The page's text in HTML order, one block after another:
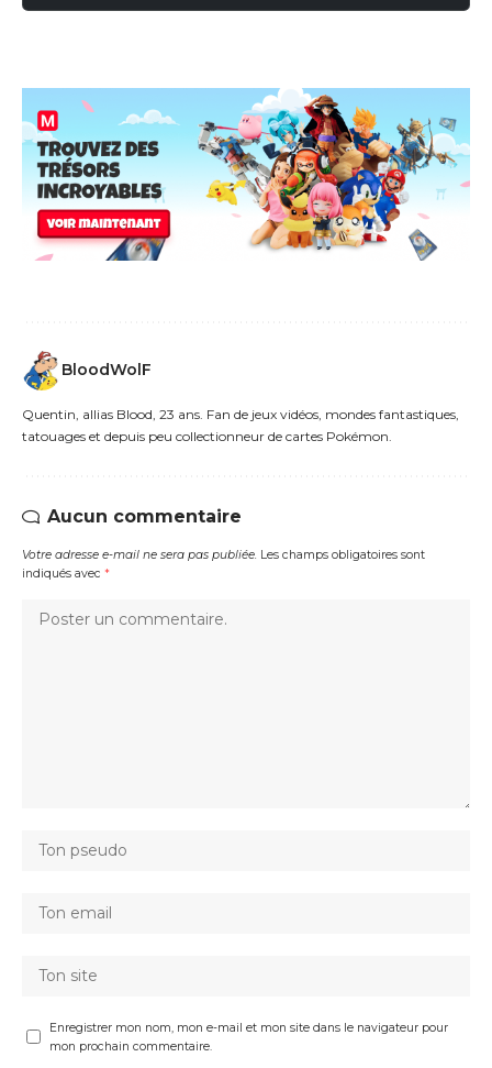
BloodWolF
Quentin, allias Blood, 23 ans. Fan de jeux vidéos, mondes fantastiques,
tatouages et depuis peu collectionneur de cartes Pokémon.
Aucun commentaire
Votre adresse e-mail ne sera pas publiée. Les champs obligatoires sont
indiqués avec *
Enregistrer mon nom, mon e-mail et mon site dans le navigateur pour
mon prochain commentaire.